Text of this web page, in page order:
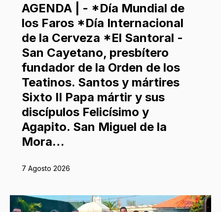
AGENDA | - *Día Mundial de
los Faros *Día Internacional
de la Cerveza *El Santoral -
San Cayetano, presbítero
fundador de la Orden de los
Teatinos. Santos y mártires
Sixto II Papa mártir y sus
discípulos Felicísimo y
Agapito. San Miguel de la
Mora…
7 Agosto 2026